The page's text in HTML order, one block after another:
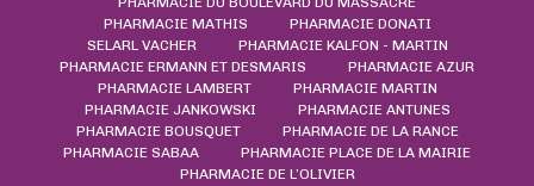
PHARMACIE MATHIS
PHARMACIE DONATI
SELARL VACHER
PHARMACIE KALFON - MARTIN
PHARMACIE ERMANN ET DESMARIS
PHARMACIE AZUR
PHARMACIE LAMBERT
PHARMACIE MARTIN
PHARMACIE JANKOWSKI
PHARMACIE ANTUNES
PHARMACIE BOUSQUET
PHARMACIE DE LA RANCE
PHARMACIE SABAA
PHARMACIE PLACE DE LA MAIRIE
PHARMACIE DE L’OLIVIER